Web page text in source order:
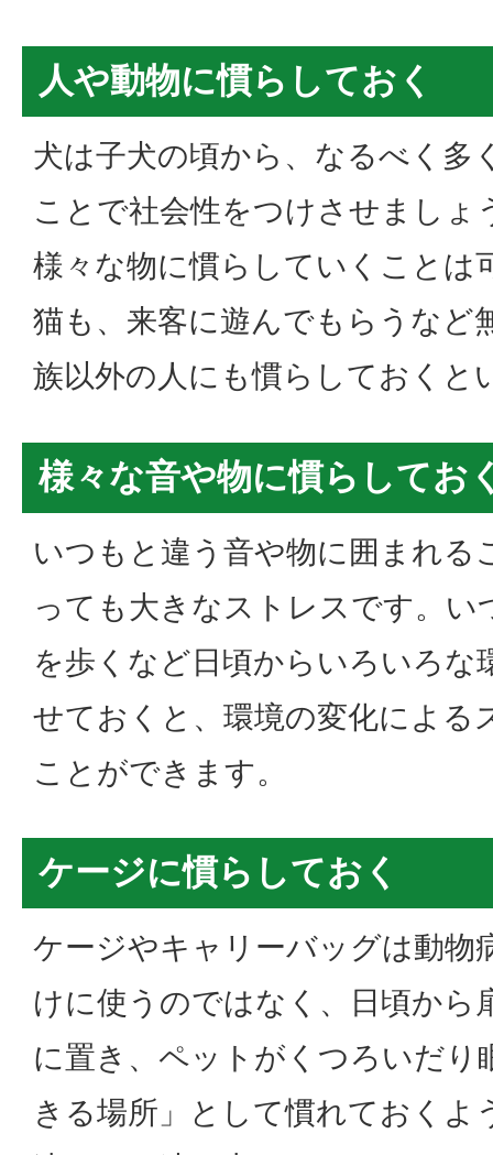
人や動物に慣らしておく
犬は子犬の頃から、なるべく多
ことで社会性をつけさせましょ
様々な物に慣らしていくことは
猫も、来客に遊んでもらうなど
族以外の人にも慣らしておくと
様々な音や物に慣らしてお
いつもと違う音や物に囲まれる
っても大きなストレスです。い
を歩くなど日頃からいろいろな
せておくと、環境の変化による
ことができます。
ケージに慣らしておく
ケージやキャリーバッグは動物
けに使うのではなく、日頃から
に置き、ペットがくつろいだり
きる場所」として慣れておくよ